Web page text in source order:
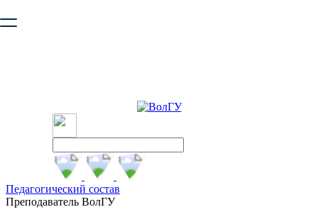
безопасную работу с сайтом. Пожалуйста
Педагогический состав
Преподаватель ВолГУ